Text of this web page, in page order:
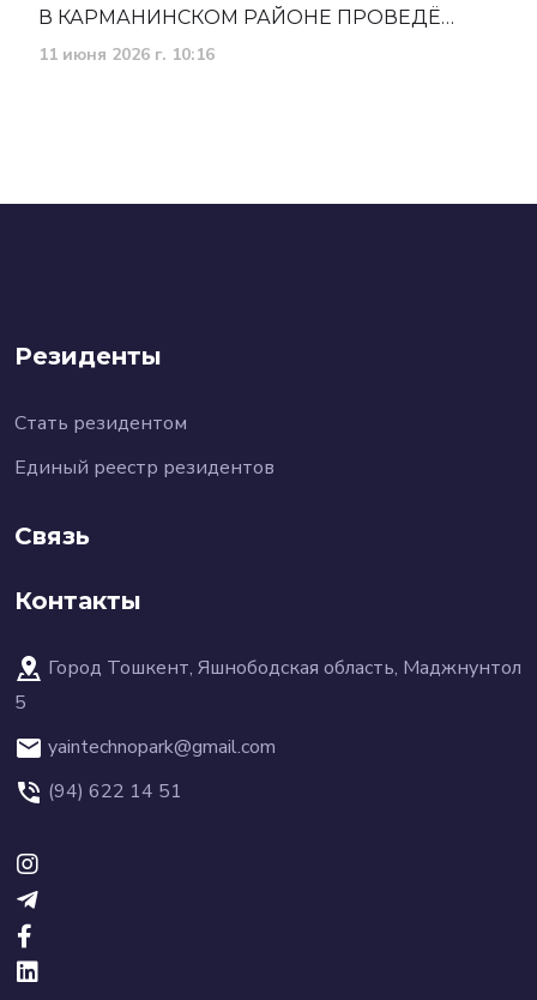
В КАРМАНИНСКОМ РАЙОНЕ ПРОВЕДЁ…
11 июня 2026 г. 10:16
Резиденты
Стать резидентом
Единый реестр резидентов
Связь
Контакты
Город Тошкент, Яшнободская область, Маджнунтол
5
yaintechnopark@gmail.com
(94) 622 14 51